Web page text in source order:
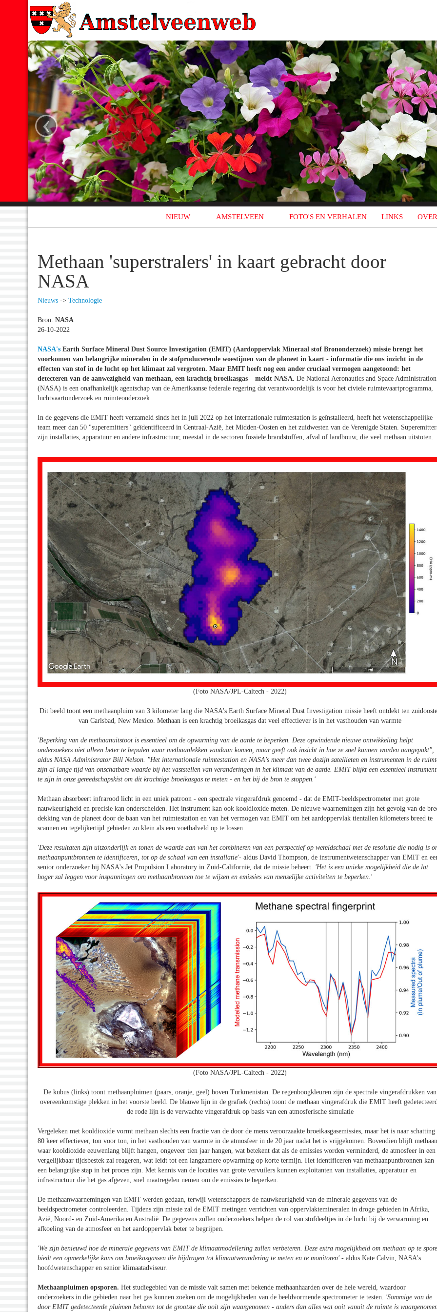
‹
NIEUW AMSTELVEEN FOTO'S EN VERHALEN LINKS
Methaan 'superstralers' in kaart gebracht door
NASA
Nieuws -> Technologie
Bron: NASA
26-10-2022
NASA's Earth Surface Mineral Dust Source Investigation (EMIT) (Aardoppervlak Mineraal stof Brononderzoek) missie brengt het
voorkomen van belangrijke mineralen in de stofproducerende woestijnen van de planeet in kaart - informatie die ons inzicht in de
effecten van stof in de lucht op het klimaat zal vergroten. Maar EMIT heeft nog een ander cruciaal vermogen aangetoond: het
detecteren van de aanwezigheid van methaan, een krachtig broeikasgas – meldt NASA. De National Aeronautics and Space Administration
(NASA) is een onafhankelijk agentschap van de Amerikaanse federale regering dat verantwoordelijk is voor het civiele ruimtevaartprogramma,
luchtvaartonderzoek en ruimteonderzoek.
In de gegevens die EMIT heeft verzameld sinds het in juli 2022 op het internationale ruimtestation is geïnstalleerd, heeft het wetenschappelijke
team meer dan 50 "superemitters" geïdentificeerd in Centraal-Azië, het Midden-Oosten en het zuidwesten van de Verenigde Staten.
zijn installaties, apparatuur en andere infrastructuur, meestal in de sectoren fossiele brandstoffen, afval of landbouw, die veel methaan uitstoten.
(Foto NASA/JPL-Caltech - 2022)
Dit beeld toont een methaanpluim van 3 kilometer lang die NASA's Earth Surface Mineral Dust Investigation missie heeft ontdekt ten
van Carlsbad, New Mexico. Methaan is een krachtig broeikasgas dat veel effectiever is in het vasthouden van warmte
'Beperking van de methaanuitstoot is essentieel om de opwarming van de aarde te beperken. Deze opwindende nieuwe ontwikkeling helpt
onderzoekers niet alleen beter te bepalen waar methaanlekken vandaan komen, maar geeft ook inzicht in hoe ze snel kunnen worden aangepakt",
aldus NASA Administrator Bill Nelson. "Het internationale ruimtestation en NASA's meer dan twee dozijn satellieten en instrumenten in de
zijn al lange tijd van onschatbare waarde bij het vaststellen van veranderingen in het klimaat van de aarde. EMIT blijkt een essentieel instrument
te zijn in onze gereedschapskist om dit krachtige broeikasgas te meten - en het bij de bron te stoppen. '
Methaan absorbeert infrarood licht in een uniek patroon - een spectrale vingerafdruk genoemd - dat de EMIT-beeldspectrometer met grote
nauwkeurigheid en precisie kan onderscheiden. Het instrument kan ook kooldioxide meten. De nieuwe waarnemingen zijn het gevolg van de
dekking van de planeet door de baan van het ruimtestation en van het vermogen van EMIT om het aardoppervlak tientallen kilometers breed te
scannen en tegelijkertijd gebieden zo klein als een voetbalveld op te lossen.
'Deze resultaten zijn uitzonderlijk en tonen de waarde aan van het combineren van een perspectief op wereldschaal met de resolutie die nodig is
methaanpuntbronnen te identificeren, tot op de schaal van een installatie'- aldus David Thompson, de instrumentwetenschapper van EMIT en
senior onderzoeker bij NASA's Jet Propulsion Laboratory in Zuid-Californië, dat de missie beheert. 'Het is een unieke mogelijkheid die de lat
hoger zal leggen voor inspanningen om methaanbronnen toe te wijzen en emissies van menselijke activiteiten te beperken. '
(Foto NASA/JPL-Caltech - 2022)
De kubus (links) toont methaanpluimen (paars, oranje, geel) boven Turkmenistan. De regenboogkleuren zijn de spectrale vingerafdrukken van
overeenkomstige plekken in het voorste beeld. De blauwe lijn in de grafiek (rechts) toont de methaan vingerafdruk die EMIT heeft
de rode lijn is de verwachte vingerafdruk op basis van een atmosferische simulatie
Vergeleken met kooldioxide vormt methaan slechts een fractie van de door de mens veroorzaakte broeikasgasemissies, maar het is naar schatting
80 keer effectiever, ton voor ton, in het vasthouden van warmte in de atmosfeer in de 20 jaar nadat het is vrijgekomen. Bovendien blijft
waar kooldioxide eeuwenlang blijft hangen, ongeveer tien jaar hangen, wat betekent dat als de emissies worden verminderd, de atmosfeer in een
vergelijkbaar tijdsbestek zal reageren, wat leidt tot een langzamere opwarming op korte termijn. Het identificeren van methaanpuntbronnen kan
een belangrijke stap in het proces zijn. Met kennis van de locaties van grote vervuilers kunnen exploitanten van installaties, apparatuur en
infrastructuur die het gas afgeven, snel maatregelen nemen om de emissies te beperken.
De methaanwaarnemingen van EMIT werden gedaan, terwijl wetenschappers de nauwkeurigheid van de minerale gegevens van de
beeldspectrometer controleerden. Tijdens zijn missie zal de EMIT metingen verrichten van oppervlaktemineralen in droge gebieden in Afrika,
Azië, Noord- en Zuid-Amerika en Australië. De gegevens zullen onderzoekers helpen de rol van stofdeeltjes in de lucht bij de verwarming en
afkoeling van de atmosfeer en het aardoppervlak beter te begrijpen.
'We zijn benieuwd hoe de minerale gegevens van EMIT de klimaatmodellering zullen verbeteren. Deze extra mogelijkheid om methaan op te
biedt een opmerkelijke kans om broeikasgassen die bijdragen tot klimaatverandering te meten en te monitoren' - aldus Kate Calvin, NASA's
hoofdwetenschapper en senior klimaatadviseur.
Methaanpluimen opsporen. Het studiegebied van de missie valt samen met bekende methaanhaarden over de hele wereld, waardoor
onderzoekers in die gebieden naar het gas kunnen zoeken om de mogelijkheden van de beeldvormende spectrometer te testen. 'Sommige van de
door EMIT gedetecteerde pluimen behoren tot de grootste die ooit zijn waargenomen - anders dan alles wat ooit vanuit de ruimte is